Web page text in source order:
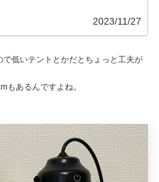
2023/11/27
低いテントとかだとちょっと工夫が
もあるんですよね。